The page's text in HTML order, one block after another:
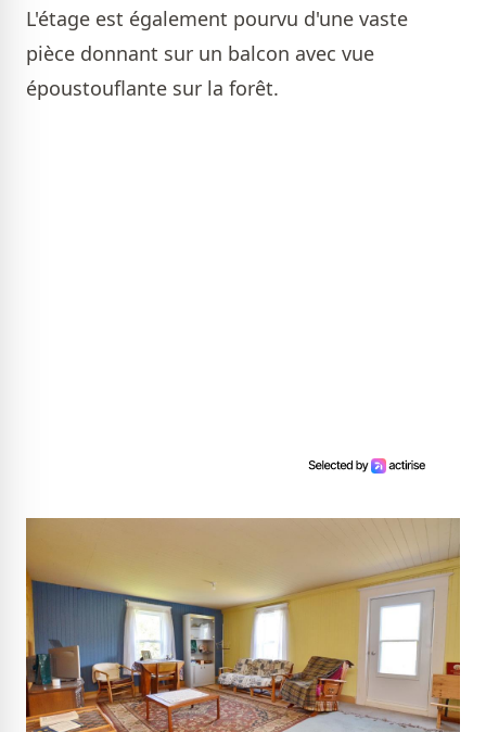
L'étage est également pourvu d'une vaste
pièce donnant sur un balcon avec vue
époustouflante sur la forêt.